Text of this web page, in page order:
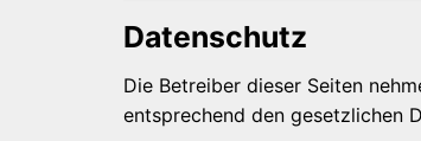
Datenschutz
Die Betreiber dieser Seiten
entsprechend den gesetzlichen